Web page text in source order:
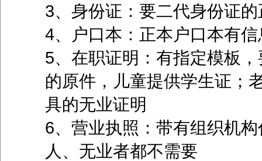
3、身份证：要二代身份证
4、户口本：正本户口本有
5、在职证明：有指定模板
的原件，儿童提供学生证；
具的无业证明
6、营业执照：带有组织机
人、无业者都不需要